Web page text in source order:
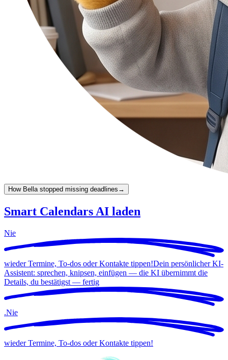
How Bella stopped missing deadlines →
Smart Calendars AI laden
Nie
wieder Termine, To-dos oder Kontakte tippen!Dein persönlicher KI-
Assistent: sprechen, knipsen, einfügen — die KI übernimmt die
Details, du bestätigst — fertig
.Nie
wieder Termine, To-dos oder Kontakte tippen!